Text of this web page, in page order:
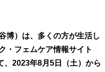
博）は、多くの方が生活し
・フェムケア情報サイト
、2023年8月5日（土）から